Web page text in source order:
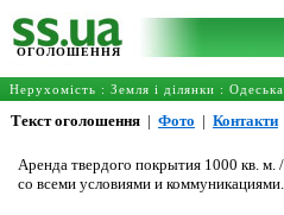
ОГОЛОШЕННЯ
Нерухомість : Земля і ділянки :
Текст оголошення | Фото | Контакти
Аренда твердого покрытия 1000 кв. м.
со всеми условиями и